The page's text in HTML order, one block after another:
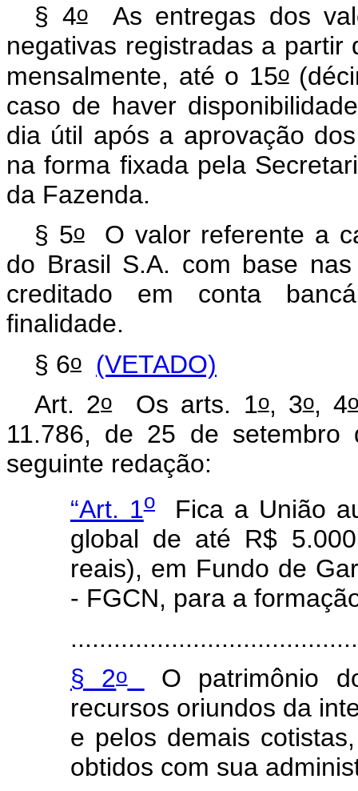
§ 4oAs entregas dos
negativas registradas a
mensalmente, até o 15o
caso de haver
dia útil após a aprovação
na forma fixada pela
da Fazenda.
§ 5oO valor referente a
do Brasil S.A. com base
creditado em conta
finalidade.
§ 6o
(VETADO)
Art. 2oOs arts. 1o, 3o, 4o
11.786, de 25 de
seguinte redação:
“Art. 1oFica a União
global de até R$
reais), em Fundo de
- FGCN, para a
§ 2o
O patrimônio
recursos oriundos da
e pelos demais
obtidos com sua